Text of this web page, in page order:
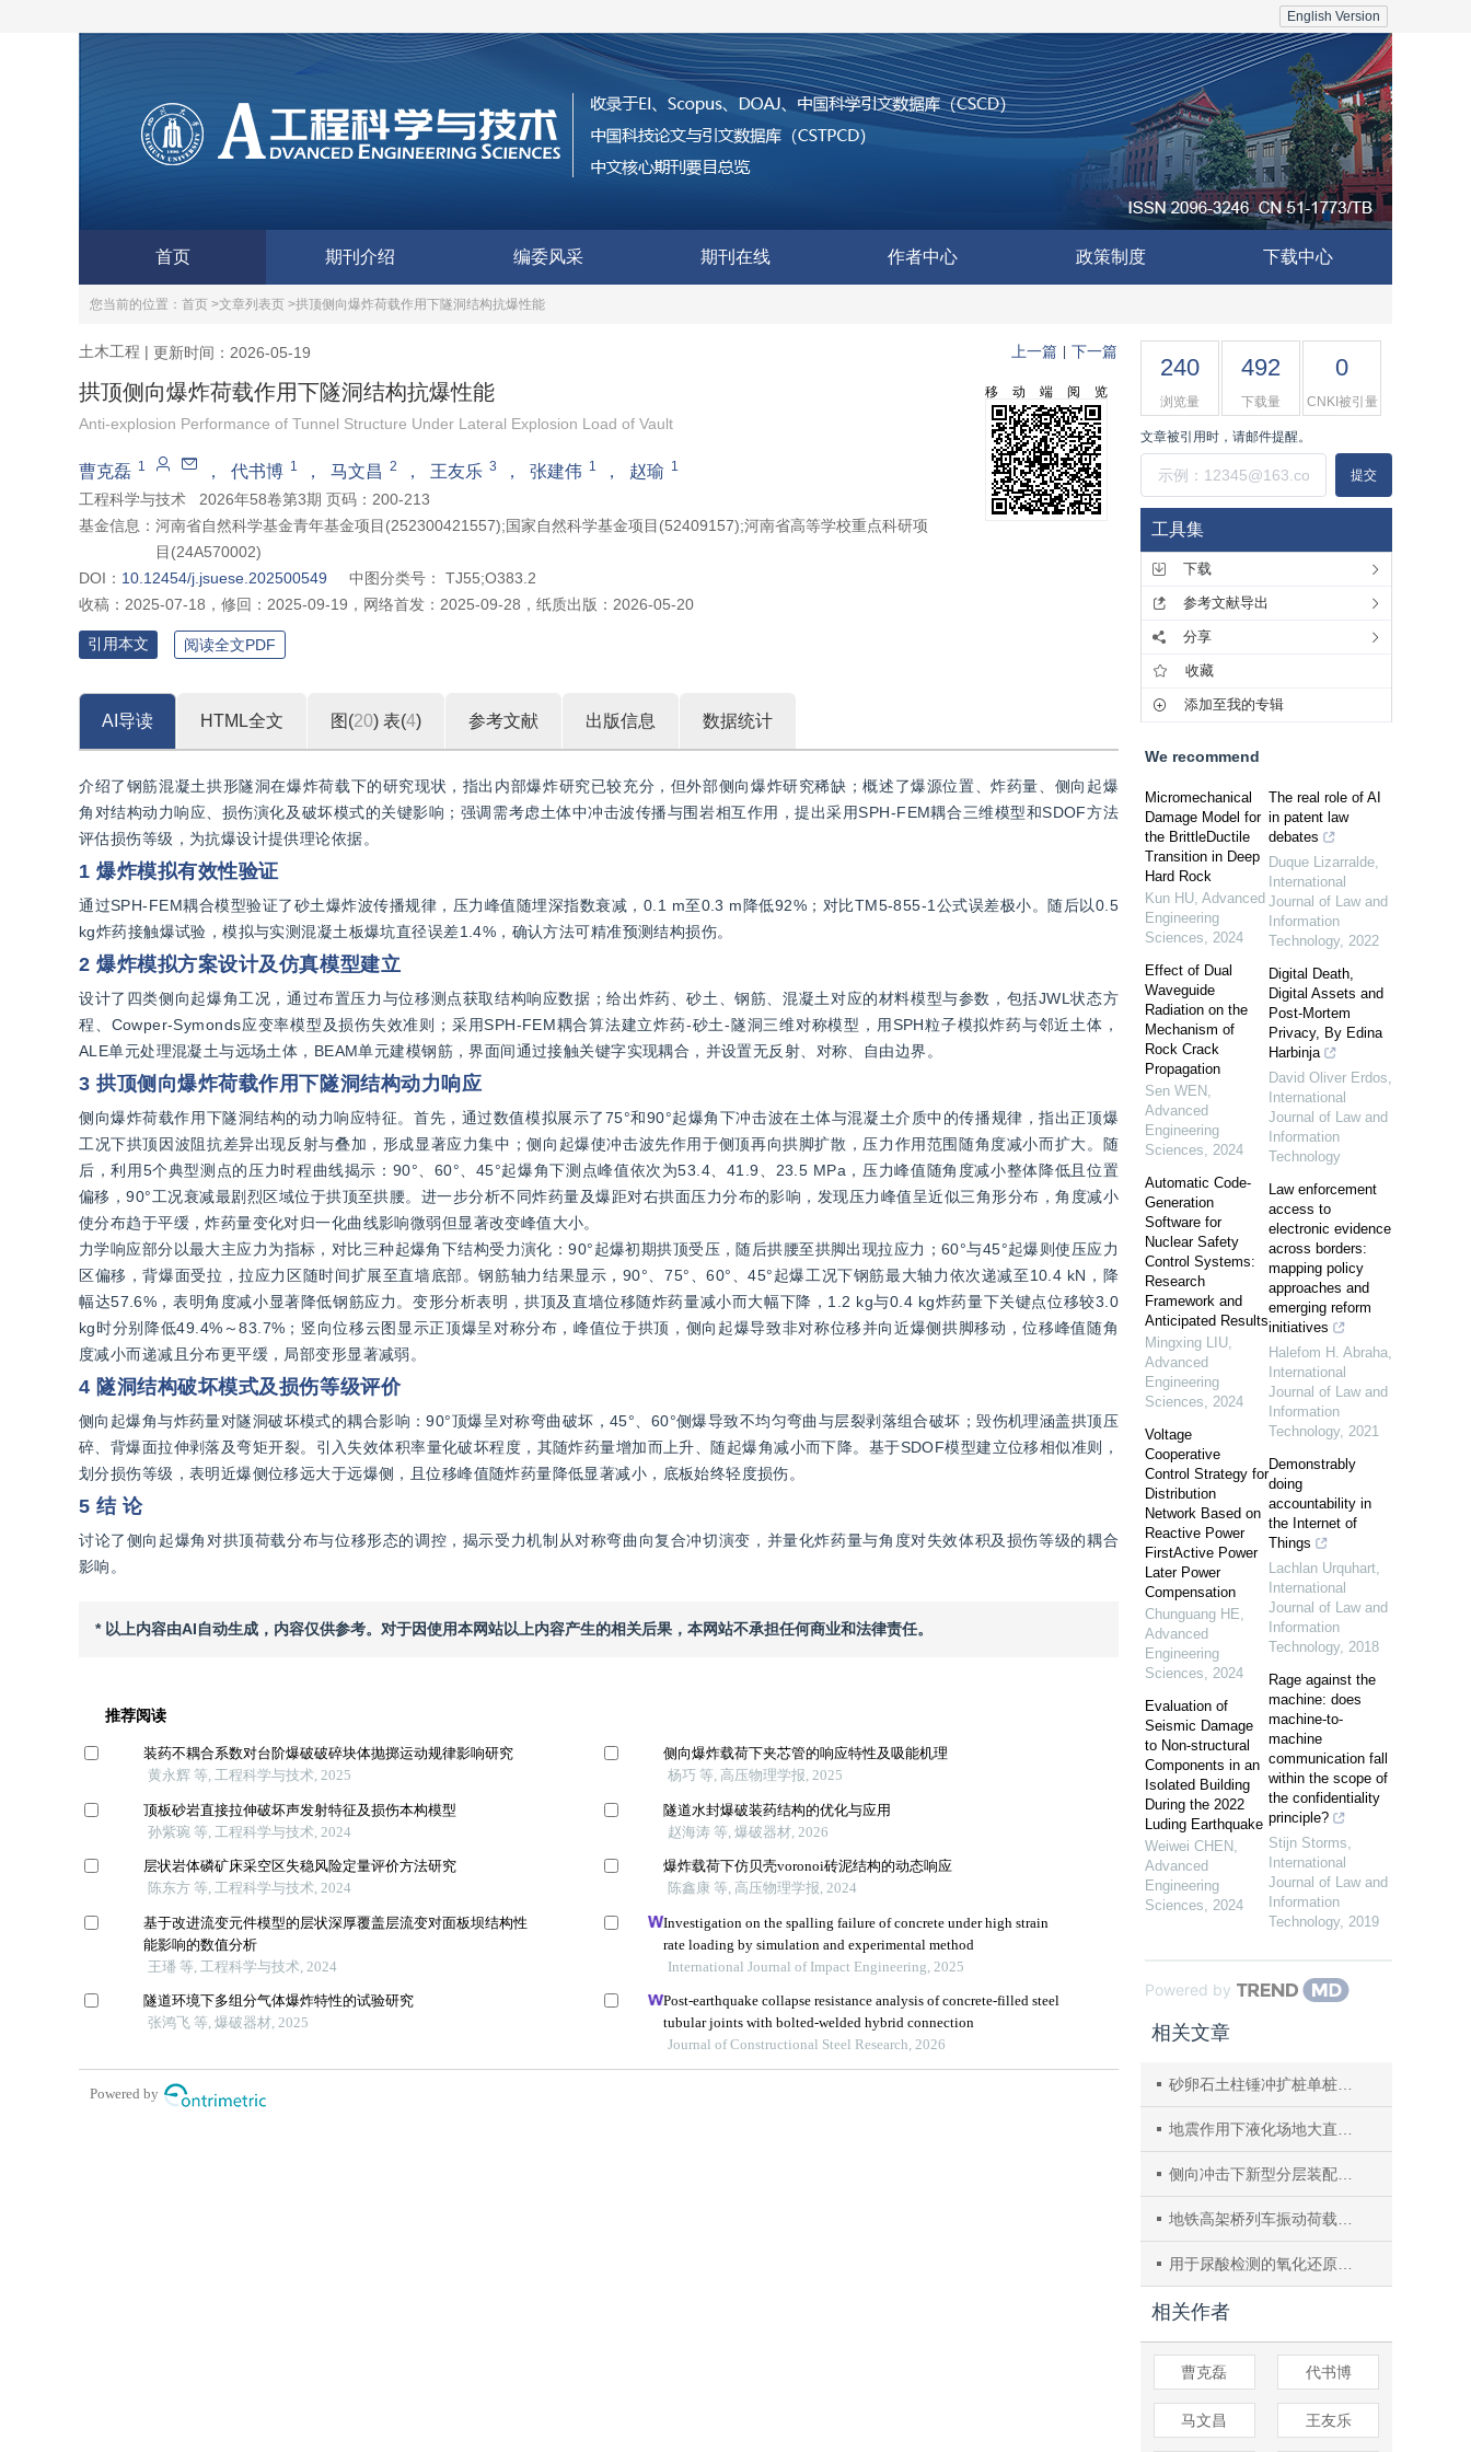
English Version
首页 期刊介绍 编委风采 期刊在线 作者中心 政策制度 下载中心
您当前的位置： 首页 >文章列表页 >拱顶侧向爆炸荷载作用下隧洞结构抗爆性能
土木工程 | 更新时间：2026-05-19 上一篇 下一篇
拱顶侧向爆炸荷载作用下隧洞结构抗爆性能
Anti-explosion Performance of Tunnel Structure Under Lateral Explosion Load of Vault
曹克磊 1 ， 代书博 1 ， 马文昌 2 ， 王友乐 3 ， 张建伟 1 ， 赵瑜 1
工程科学与技术
2026年58卷第3期 页码：200-213
基金信息： 河南省自然科学基金青年基金项目(252300421557);国家自然科学基金项目(52409157);河南省高等学校重点科研项
目(24A570002)
DOI： 10.12454/j.jsuese.202500549 中图分类号：
TJ55;O383.2
收稿： 2025-07-18 ， 修回： 2025-09-19 ， 网络首发： 2025-09-28 ， 纸质出版： 2026-05-20
移动端阅览
引用本文 阅读全文PDF
AI导读 HTML全文 图(20) 表(4) 参考文献 出版信息 数据统计
介绍了钢筋混凝土拱形隧洞在爆炸荷载下的研究现状，指出内部爆炸研究已较充分，但外部侧向爆炸研究稀缺；概述了爆源位置、炸药量、侧向起爆
角对结构动力响应、损伤演化及破坏模式的关键影响；强调需考虑土体中冲击波传播与围岩相互作用，提出采用SPH-FEM耦合三维模型和SDOF方法
评估损伤等级，为抗爆设计提供理论依据。
1 爆炸模拟有效性验证
通过SPH-FEM耦合模型验证了砂土爆炸波传播规律，压力峰值随埋深指数衰减，0.1 m至0.3 m降低92%；对比TM5-855-1公式误差极小。随后以0.5
kg炸药接触爆试验，模拟与实测混凝土板爆坑直径误差1.4%，确认方法可精准预测结构损伤。
2 爆炸模拟方案设计及仿真模型建立
设计了四类侧向起爆角工况，通过布置压力与位移测点获取结构响应数据；给出炸药、砂土、钢筋、混凝土对应的材料模型与参数，包括JWL状态方
程、Cowper-Symonds应变率模型及损伤失效准则；采用SPH-FEM耦合算法建立炸药-砂土-隧洞三维对称模型，用SPH粒子模拟炸药与邻近土体，
ALE单元处理混凝土与远场土体，BEAM单元建模钢筋，界面间通过接触关键字实现耦合，并设置无反射、对称、自由边界。
3 拱顶侧向爆炸荷载作用下隧洞结构动力响应
侧向爆炸荷载作用下隧洞结构的动力响应特征。首先，通过数值模拟展示了75°和90°起爆角下冲击波在土体与混凝土介质中的传播规律，指出正顶爆
工况下拱顶因波阻抗差异出现反射与叠加，形成显著应力集中；侧向起爆使冲击波先作用于侧顶再向拱脚扩散，压力作用范围随角度减小而扩大。随
后，利用5个典型测点的压力时程曲线揭示：90°、60°、45°起爆角下测点峰值依次为53.4、41.9、23.5 MPa，压力峰值随角度减小整体降低且位置
偏移，90°工况衰减最剧烈区域位于拱顶至拱腰。进一步分析不同炸药量及爆距对右拱面压力分布的影响，发现压力峰值呈近似三角形分布，角度减小
使分布趋于平缓，炸药量变化对归一化曲线影响微弱但显著改变峰值大小。
力学响应部分以最大主应力为指标，对比三种起爆角下结构受力演化：90°起爆初期拱顶受压，随后拱腰至拱脚出现拉应力；60°与45°起爆则使压应力
区偏移，背爆面受拉，拉应力区随时间扩展至直墙底部。钢筋轴力结果显示，90°、75°、60°、45°起爆工况下钢筋最大轴力依次递减至10.4 kN，降
幅达57.6%，表明角度减小显著降低钢筋应力。变形分析表明，拱顶及直墙位移随炸药量减小而大幅下降，1.2 kg与0.4 kg炸药量下关键点位移较3.0
kg时分别降低49.4%～83.7%；竖向位移云图显示正顶爆呈对称分布，峰值位于拱顶，侧向起爆导致非对称位移并向近爆侧拱脚移动，位移峰值随角
度减小而递减且分布更平缓，局部变形显著减弱。
4 隧洞结构破坏模式及损伤等级评价
侧向起爆角与炸药量对隧洞破坏模式的耦合影响：90°顶爆呈对称弯曲破坏，45°、60°侧爆导致不均匀弯曲与层裂剥落组合破坏；毁伤机理涵盖拱顶压
碎、背爆面拉伸剥落及弯矩开裂。引入失效体积率量化破坏程度，其随炸药量增加而上升、随起爆角减小而下降。基于SDOF模型建立位移相似准则，
划分损伤等级，表明近爆侧位移远大于远爆侧，且位移峰值随炸药量降低显著减小，底板始终轻度损伤。
5 结 论
讨论了侧向起爆角对拱顶荷载分布与位移形态的调控，揭示受力机制从对称弯曲向复合冲切演变，并量化炸药量与角度对失效体积及损伤等级的耦合
影响。
* 以上内容由AI自动生成，内容仅供参考。对于因使用本网站以上内容产生的相关后果，本网站不承担任何商业和法律责任。
240
浏览量
492
下载量
0
CNKI被引量
文章被引用时，请邮件提醒。
提交
工具集
下载
参考文献导出
分享
收藏
添加至我的专辑
We recommend
Micromechanical
Damage Model for
the BrittleDuctile
Transition in Deep
Hard Rock
Kun HU, Advanced
Engineering
Sciences, 2024
Effect of Dual
Waveguide
Radiation on the
Mechanism of
Rock Crack
Propagation
Sen WEN ,
Advanced
Engineering
Sciences, 2024
Automatic Code-
Generation
Software for
Nuclear Safety
Control Systems:
Research
Framework and
Anticipated Results
Mingxing LIU,
Advanced
Engineering
Sciences, 2024
Voltage
Cooperative
Control Strategy for
Distribution
Network Based on
Reactive Power
FirstActive Power
Later Power
Compensation
Chunguang HE,
Advanced
Engineering
Sciences, 2024
Evaluation of
Seismic Damage
to Non-structural
Components in an
Isolated Building
During the 2022
Luding Earthquake
Weiwei CHEN ,
Advanced
Engineering
Sciences, 2024
The real role of AI
in patent law
debates
Duque Lizarralde,
International
Journal of Law and
Information
Technology, 2022
Digital Death,
Digital Assets and
Post-Mortem
Privacy, By Edina
Harbinja
David Oliver Erdos,
International
Journal of Law and
Information
Technology
Law enforcement
access to
electronic evidence
across borders:
mapping policy
approaches and
emerging reform
initiatives
Halefom H. Abraha,
International
Journal of Law and
Information
Technology, 2021
Demonstrably
doing
accountability in
the Internet of
Things
Lachlan Urquhart,
International
Journal of Law and
Information
Technology, 2018
Rage against the
machine: does
machine-to-
machine
communication fall
within the scope of
the confidentiality
principle?
Stijn Storms,
International
Journal of Law and
Information
Technology, 2019
Powered by
相关文章
砂卵石土柱锤冲扩桩单桩成桩机理模型和数值试验研究
地震作用下液化场地大直径变截面单桩基础动力响应特性
侧向冲击下新型分层装配式格构柱动态响应试验
地铁高架桥列车振动荷载对邻近构筑物受力变形的影响
用于尿酸检测的氧化还原响应型光子晶体凝胶微球
相关作者
曹克磊 代书博
马文昌 王友乐